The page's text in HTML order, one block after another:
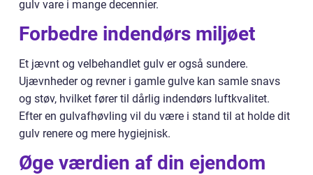
gulv vare i mange decennier.
Forbedre indendørs miljøet
Et jævnt og velbehandlet gulv er også sundere.
Ujævnheder og revner i gamle gulve kan samle snavs
og støv, hvilket fører til dårlig indendørs luftkvalitet.
Efter en gulvafhøvling vil du være i stand til at holde dit
gulv renere og mere hygiejnisk.
Øge værdien af din ejendom